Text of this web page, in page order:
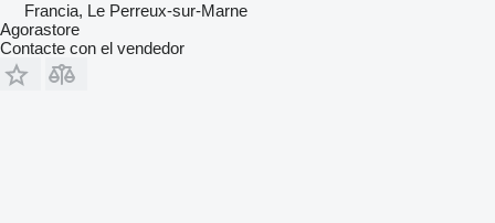
Francia, Le Perreux-sur-Marne
Agorastore
Contacte con el vendedor